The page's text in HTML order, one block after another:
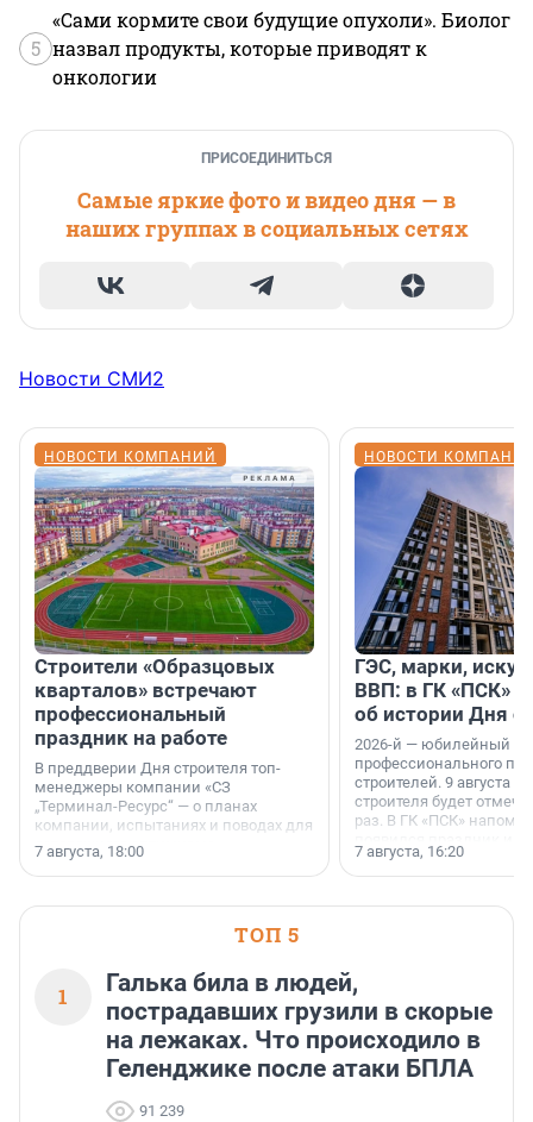
5
«Сами кормите свои будущие опухоли». Биолог
назвал продукты, которые приводят к
онкологии
ПРИСОЕДИНИТЬСЯ
Самые яркие фото и видео дня — в
наших группах в социальных сетях
Новости СМИ2
НОВОСТИ КОМПАНИЙ
Строители «Образцовых
кварталов» встречают
профессиональный
праздник на работе
В преддверии Дня строителя топ-
менеджеры компании «СЗ
„Терминал-Ресурс“ — о планах
компании, испытаниях и поводах для
осторожного оптимизма.
7 августа, 18:00
НОВОСТИ
ГЭС, марки,
ВВП: в ГК «ПСК»
об истории Дня
2026-й — юбилейный
профессионального
строителей. 9 августа
строителя будет
раз. В ГК «ПСК»
поменялась роль
7 августа, 16:20
ТОП 5
1
Галька била в людей,
пострадавших грузили в скорые
на лежаках. Что происходило в
Геленджике после атаки БПЛА
91 239